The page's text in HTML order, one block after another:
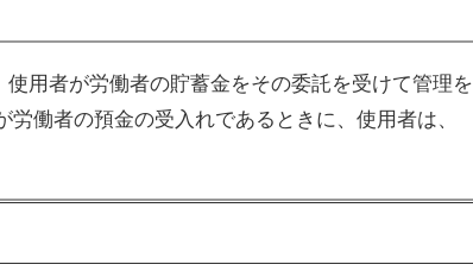
用者が労働者の貯蓄金をその委託を受けて管理を
働者の預金の受入れであるときに、使用者は、